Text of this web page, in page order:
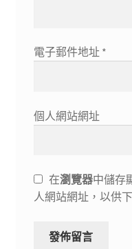
電子郵件地址 *
個人網站網址
在瀏覽器中儲存
人網站網址，以供